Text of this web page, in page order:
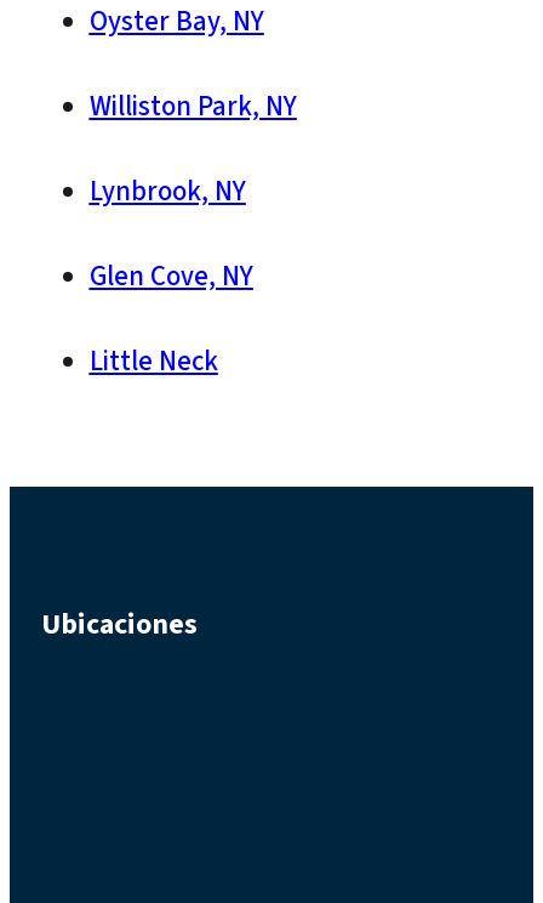
Oyster Bay, NY
Williston Park, NY
Lynbrook, NY
Glen Cove, NY
Little Neck
Ubicaciones